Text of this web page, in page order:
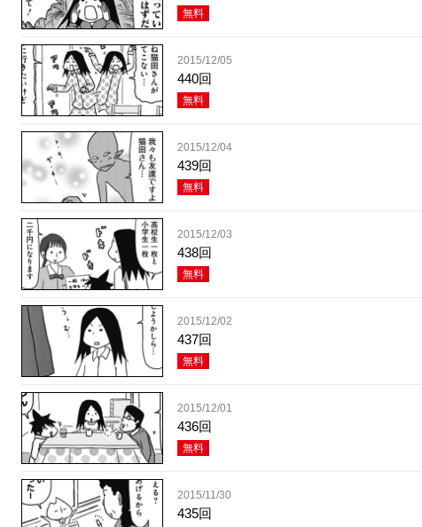
無料
2015/12/05
440回
無料
2015/12/04
439回
無料
2015/12/03
438回
無料
2015/12/02
437回
無料
2015/12/01
436回
無料
2015/11/30
435回